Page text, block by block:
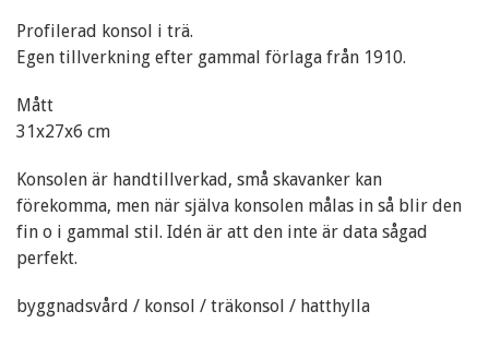
Profilerad konsol i trä.
Egen tillverkning efter gammal förlaga från 1910.
Mått
31x27x6 cm
Konsolen är handtillverkad, små skavanker kan
förekomma, men när själva konsolen målas in så blir den
fin o i gammal stil. Idén är att den inte är data sågad
perfekt.
byggnadsvård / konsol / träkonsol / hatthylla